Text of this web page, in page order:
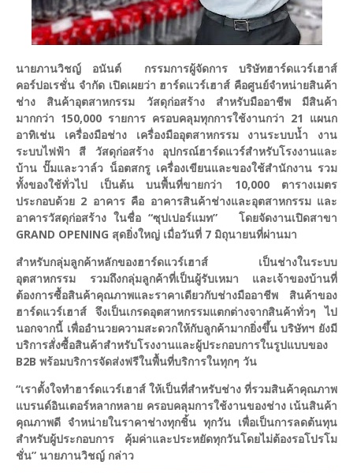
นายภานวิชญ์ อนันต์ กรรมการผู้จัดการ บริษัทฮาร์ดแวร์เฮาส์
คอร์ปอเรชั่น จำกัด เปิดเผยว่า ฮาร์ดแวร์เฮาส์ คือศูนย์จำหน่ายสินค้า
ช่าง สินค้าอุตสาหกรรม วัสดุก่อสร้าง สำหรับมืออาชีพ มีสินค้า
มากกว่า 150,000 รายการ ครอบคลุมทุกการใช้งานกว่า 21 แผนก
อาทิเช่น เครื่องมือช่าง เครื่องมืออุตสาหกรรม งานระบบน้ำ งาน
ระบบไฟฟ้า สี วัสดุก่อสร้าง อุปกรณ์ฮาร์ดแวร์สำหรับโรงงานและ
บ้าน ปั๊มและวาล์ว น็อตสกรู เครื่องเขียนและของใช้สำนักงาน รวม
ทั้งของใช้ทั่วไป เป็นต้น บนพื้นที่ขายกว่า 10,000 ตารางเมตร
ประกอบด้วย 2 อาคาร คือ อาคารสินค้าช่างและอุตสาหกรรม และ
อาคารวัสดุก่อสร้าง ในชื่อ “ซุปเปอร์แมท” โดยจัดงานเปิดสาขา
GRAND OPENING สุดยิ่งใหญ่ เมื่อวันที่ 7 มิถุนายนที่ผ่านมา
สำหรับกลุ่มลูกค้าหลักของฮาร์ดแวร์เฮาส์ เป็นช่างในระบบ
อุตสาหกรรม รวมถึงกลุ่มลูกค้าที่เป็นผู้รับเหมา และเจ้าของบ้านที่
ต้องการซื้อสินค้าคุณภาพและราคาเดียวกับช่างมืออาชีพ สินค้าของ
ฮาร์ดแวร์เฮาส์ จึงเป็นเกรดอุตสาหกรรมแตกต่างจากสินค้าทั่วๆ ไป
นอกจากนี้ เพื่ออำนวยความสะดวกให้กับลูกค้ามากยิ่งขึ้น บริษัทฯ ยังมี
บริการสั่งซื้อสินค้าสำหรับโรงงานและผู้ประกอบการในรูปแบบของ
B2B พร้อมบริการจัดส่งฟรีในพื้นที่บริการในทุกๆ วัน
“เราตั้งใจทำฮาร์ดแวร์เฮาส์ ให้เป็นที่สำหรับช่าง ที่รวมสินค้าคุณภาพ
แบรนด์อินเตอร์หลากหลาย ครอบคลุมการใช้งานของช่าง เน้นสินค้า
คุณภาพดี จำหน่ายในราคาช่างทุกชิ้น ทุกวัน เพื่อเป็นการลดต้นทุน
สำหรับผู้ประกอบการ คุ้มค่าและประหยัดทุกวันโดยไม่ต้องรอโปรโม
ชั่น” นายภานวิชญ์ กล่าว